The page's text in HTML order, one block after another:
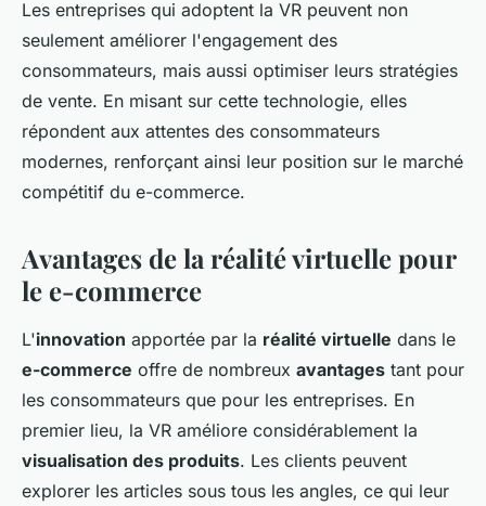
Les entreprises qui adoptent la VR peuvent non
seulement améliorer l'engagement des
consommateurs, mais aussi optimiser leurs stratégies
de vente. En misant sur cette technologie, elles
répondent aux attentes des consommateurs
modernes, renforçant ainsi leur position sur le marché
compétitif du e-commerce.
Avantages de la réalité virtuelle pour
le e-commerce
L'innovation apportée par la réalité virtuelle dans le
e-commerce offre de nombreux avantages tant pour
les consommateurs que pour les entreprises. En
premier lieu, la VR améliore considérablement la
visualisation des produits. Les clients peuvent
explorer les articles sous tous les angles, ce qui leur